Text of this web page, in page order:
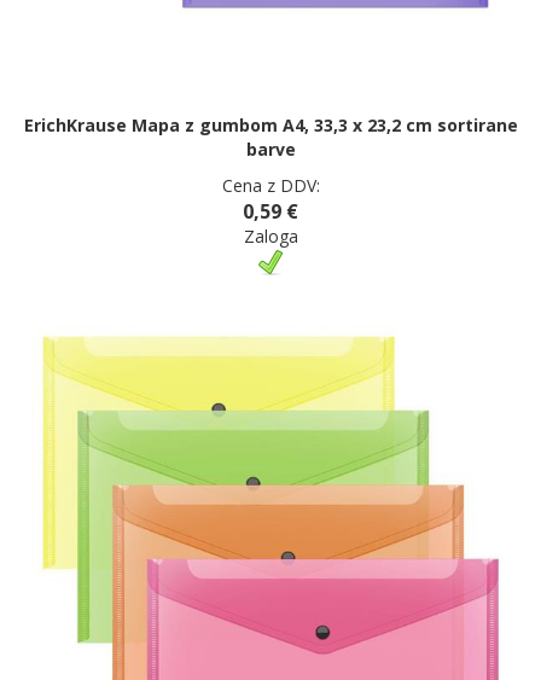
ErichKrause Mapa z gumbom A4, 33,3 x 23,2 cm sortirane
barve
Cena z DDV:
0,59 €
Zaloga